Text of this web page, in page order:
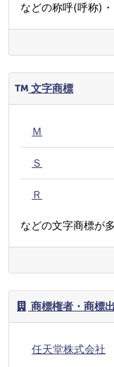
などの称呼(呼称)
文字商標
Ｍ
Ｓ
Ｒ
などの文字商標が多
商標権者・商標
任天堂株式会社